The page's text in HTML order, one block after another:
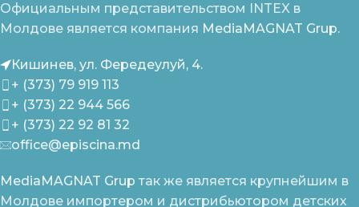
Официальным представительством INTEX в
Молдове является компания MediaMAGNAT Grup.
Кишинев, ул. Фередеулуй, 4.
+ (373) 79 919 113
+ (373) 22 944 566
+ (373) 22 92 81 32
office@episcina.md
MediaMAGNAT Grup так же является крупнейшим в
Молдове импортером и дистрибьютором детских